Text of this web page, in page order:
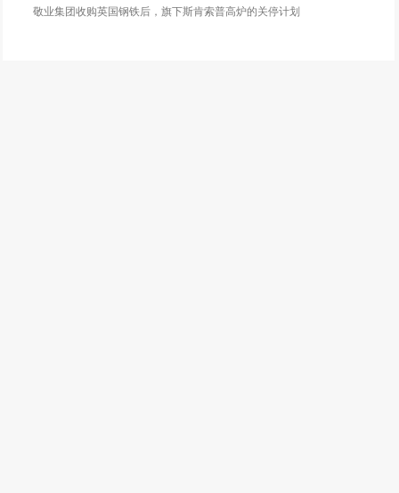
敬业集团收购英国钢铁后，旗下斯肯索普高炉的关停计划